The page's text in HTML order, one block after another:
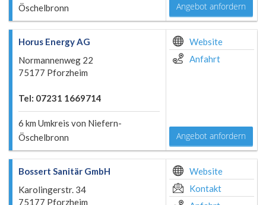
Öschelbronn
Angebot anfordern
Horus Energy AG
Normannenweg 22
75177 Pforzheim
Tel: 07231 1669714
6 km Umkreis von Niefern-
Öschelbronn
Website
Anfahrt
Angebot anfordern
Bossert Sanitär GmbH
Karolingerstr. 34
75177 Pforzheim
Website
Kontakt